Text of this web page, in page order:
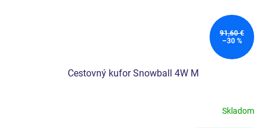
91,60 €
–30 %
Cestovný kufor Snowball 4W M
Skladom